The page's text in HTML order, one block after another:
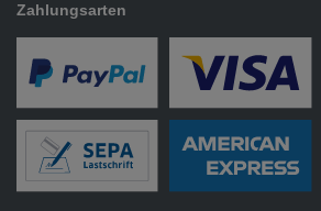
Zahlungsarten